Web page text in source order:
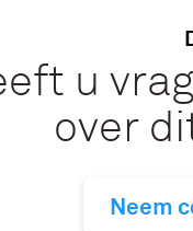
u
over
Neem